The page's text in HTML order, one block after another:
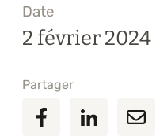
Date
2 février 2024
Partager